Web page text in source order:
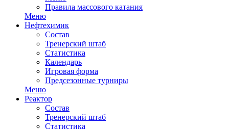
Правила массового катания
Меню
Нефтехимик
Состав
Тренерский штаб
Статистика
Календарь
Игровая форма
Предсезонные турниры
Меню
Реактор
Состав
Тренерский штаб
Статистика